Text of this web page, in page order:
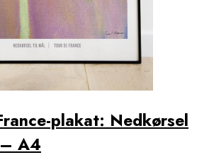
plakat: Nedkørsel
A4